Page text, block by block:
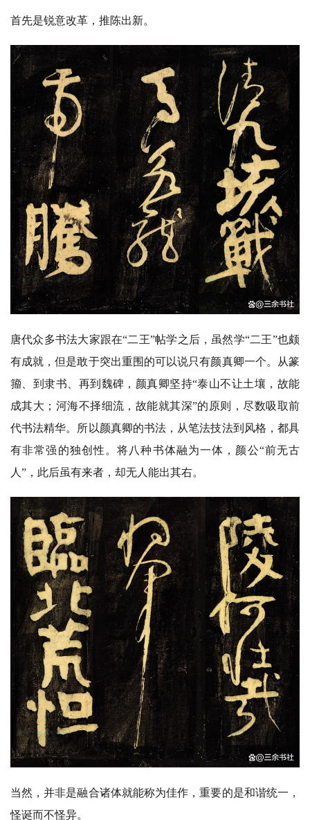
资
讯
点
僧
音
高
僧
访
谈
心
专
题
公
益
慈
善
佛
教
首先是锐意改革，推陈出新。
唐代众多书法大家跟在“二王”帖学之后，虽然学“二王”也颇
有成就，但是敢于突出重围的可以说只有颜真卿一个。从篆
籀、到隶书、再到魏碑，颜真卿坚持“泰山不让土壤，故能
成其大；河海不择细流，故能就其深”的原则，尽数吸取前
代书法精华。所以颜真卿的书法，从笔法技法到风格，都具
有非常强的独创性。将八种书体融为一体，颜公“前无古
人”，此后虽有来者，却无人能出其右。
当然，并非是融合诸体就能称为佳作，重要的是和谐统一，
怪诞而不怪异。